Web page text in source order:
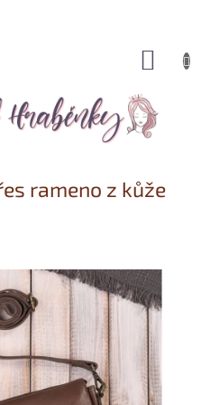
rameno z kůže